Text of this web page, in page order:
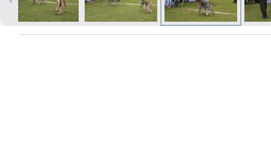
Izdrukas 1h laikā Rīgā – pasūtiet